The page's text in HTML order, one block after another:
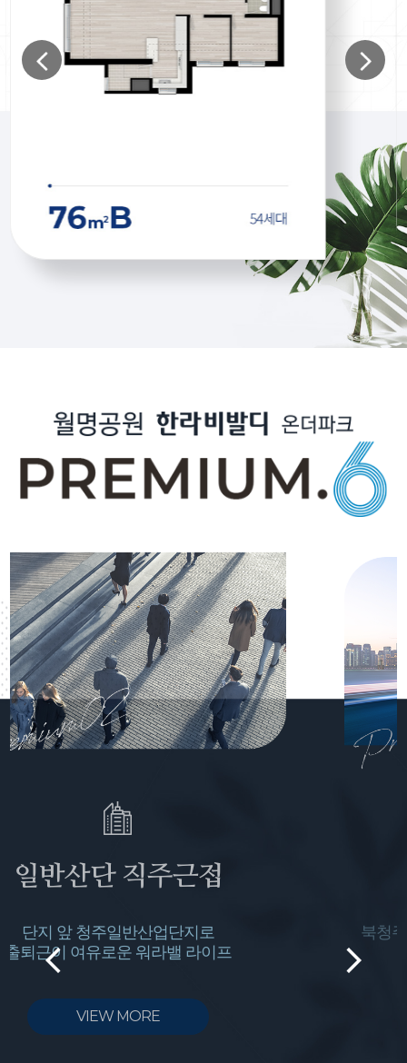
사통팔달 쾌속교통
북청주역(예정), 서청주IC, 청주국제공항 등
중부권역 광역교통망
VIEW MORE